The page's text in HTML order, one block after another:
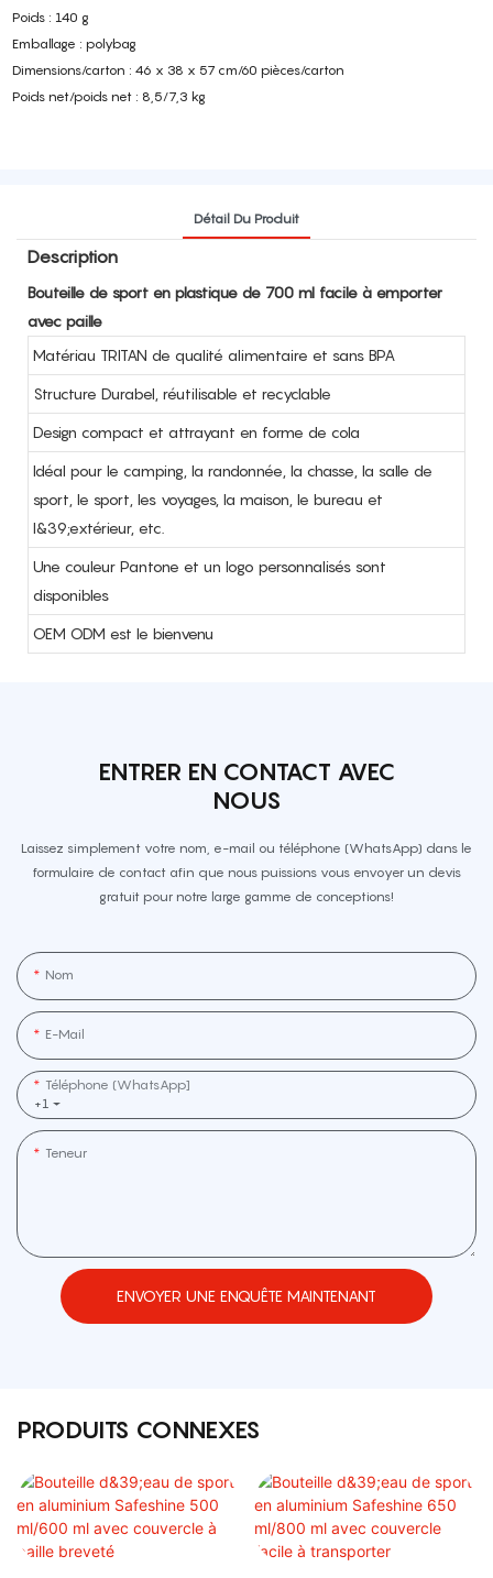
Poids : 140 g
Emballage : polybag
Dimensions/carton : 46 x 38 x 57 cm/60 pièces/carton
Poids net/poids net : 8,5/7,3 kg
Détail Du Produit
Description
Bouteille de sport en plastique de 700 ml facile à emporter
avec paille
Matériau TRITAN de qualité alimentaire et sans BPA
Structure Durabel, réutilisable et recyclable
Design compact et attrayant en forme de cola
Idéal pour le camping, la randonnée, la chasse, la salle de
sport, le sport, les voyages, la maison, le bureau et
l&39;extérieur, etc.
Une couleur Pantone et un logo personnalisés sont
disponibles
OEM ODM est le bienvenu
ENTRER EN CONTACT AVEC
NOUS
Laissez simplement votre nom, e-mail ou téléphone (WhatsApp) dans le
formulaire de contact afin que nous puissions vous envoyer un devis
gratuit pour notre large gamme de conceptions!
Nom
E-Mail
+1
Téléphone (WhatsApp]
Teneur
ENVOYER UNE ENQUÊTE MAINTENANT
PRODUITS CONNEXES